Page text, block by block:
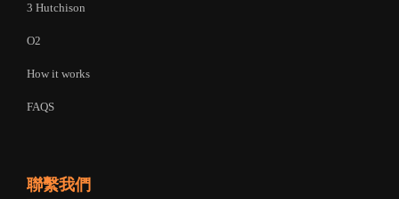
3 Hutchison
O2
How it works
FAQS
聯繫我們